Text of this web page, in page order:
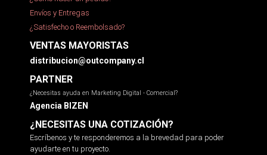
Envíos y Entregas
¿Satisfecho o Reembolsado?
VENTAS MAYORISTAS
distribucion@outcompany.cl
PARTNER
¿Necesitas ayuda en Marketing Digital - Comercial?
Agencia BIZEN
¿NECESITAS UNA COTIZACIÓN?
Escríbenos y te responderemos a la brevedad para poder
ayudarte en tu proyecto.